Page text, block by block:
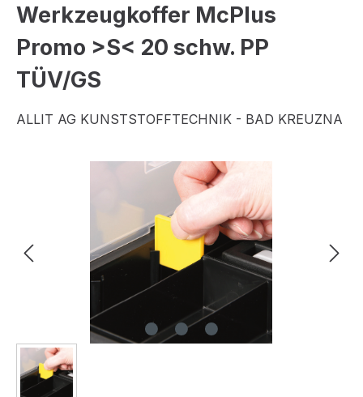
Werkzeugkoffer McPlus
Promo >S< 20 schw. PP
TÜV/GS
ALLIT AG KUNSTSTOFFTECHNIK - BAD KREUZNA
Bildergalerie überspringen